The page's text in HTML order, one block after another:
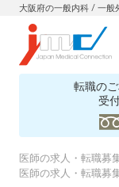
大阪府の一般内科 / 一般
転職の
受
医師の求人・転職募
医師の求人・転職募